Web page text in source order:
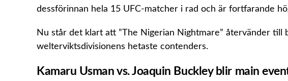
dessförinnan hela 15 UFC-matcher i rad och är fortfarande
Nu står det klart att ”The Nigerian Nightmare” återvänder till
welterviktsdivisionens hetaste contenders.
Kamaru Usman vs. Joaquin Buckley blir main